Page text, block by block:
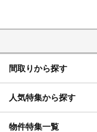
間取りから探す
人気特集から探す
物件特集一覧